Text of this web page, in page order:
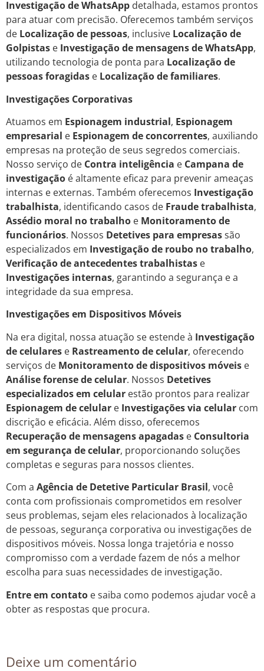
Investigação de WhatsApp detalhada, estamos prontos
para atuar com precisão. Oferecemos também serviços
de Localização de pessoas, inclusive Localização de
Golpistas e Investigação de mensagens de WhatsApp,
utilizando tecnologia de ponta para Localização de
pessoas foragidas e Localização de familiares.
Investigações Corporativas
Atuamos em Espionagem industrial, Espionagem
empresarial e Espionagem de concorrentes, auxiliando
empresas na proteção de seus segredos comerciais.
Nosso serviço de Contra inteligência e Campana de
investigação é altamente eficaz para prevenir ameaças
internas e externas. Também oferecemos Investigação
trabalhista, identificando casos de Fraude trabalhista,
Assédio moral no trabalho e Monitoramento de
funcionários. Nossos Detetives para empresassão
especializados em Investigação de roubo no trabalho,
Verificação de antecedentes trabalhistas e
Investigações internas, garantindo a segurança e a
integridade da sua empresa.
Investigações em Dispositivos Móveis
Na era digital, nossa atuação se estende à Investigação
de celulares e Rastreamento de celular, oferecendo
serviços de Monitoramento de dispositivos móveis e
Análise forense de celular. Nossos Detetives
especializados em celular estão prontos para realizar
Espionagem de celular e Investigações via celular com
discrição e eficácia. Além disso, oferecemos
Recuperação de mensagens apagadas e Consultoria
em segurança de celular, proporcionando soluções
completas e seguras para nossos clientes.
Com a Agência de Detetive Particular Brasil, você
conta com profissionais comprometidos em resolver
seus problemas, sejam eles relacionados à localização
de pessoas, segurança corporativa ou investigações de
dispositivos móveis. Nossa longa trajetória e nosso
compromisso com a verdade fazem de nós a melhor
escolha para suas necessidades de investigação.
Entre em contato e saiba como podemos ajudar você a
obter as respostas que procura.
Deixe um comentário